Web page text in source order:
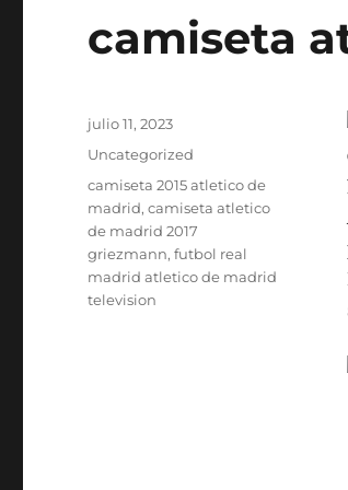
camiseta
Publicado
el
julio 11, 2023
Categorías
Uncategorized
Etiquetas
camiseta 2015 atletico de
madrid,camiseta atletico
de madrid 2017
griezmann,futbol real
madrid atletico de madrid
television